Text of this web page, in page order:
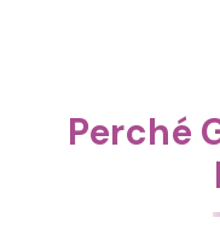
Perché